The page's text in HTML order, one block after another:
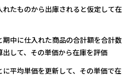
れたものから出庫されると仮定して在
期中に仕入れた商品の合計額を合計数
して、その単価から在庫を評価
に平均単価を更新して、その単価で在